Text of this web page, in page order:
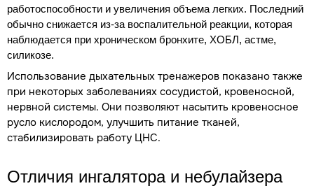
работоспособности и увеличения объема легких. Последний
обычно снижается из-за воспалительной реакции, которая
наблюдается при хроническом бронхите, ХОБЛ, астме,
силикозе.
Использование дыхательных тренажеров показано также
при некоторых заболеваниях сосудистой, кровеносной,
нервной системы. Они позволяют насытить кровеносное
русло кислородом, улучшить питание тканей,
стабилизировать работу ЦНС.
Отличия ингалятора и небулайзера